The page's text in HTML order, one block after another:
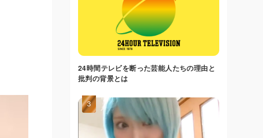
24時間テレビを断った芸能人たちの理由と
批判の背景とは